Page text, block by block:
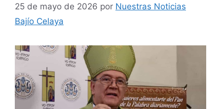
25 de mayo de 2026 por Nuestras Noticias
Bajío Celaya